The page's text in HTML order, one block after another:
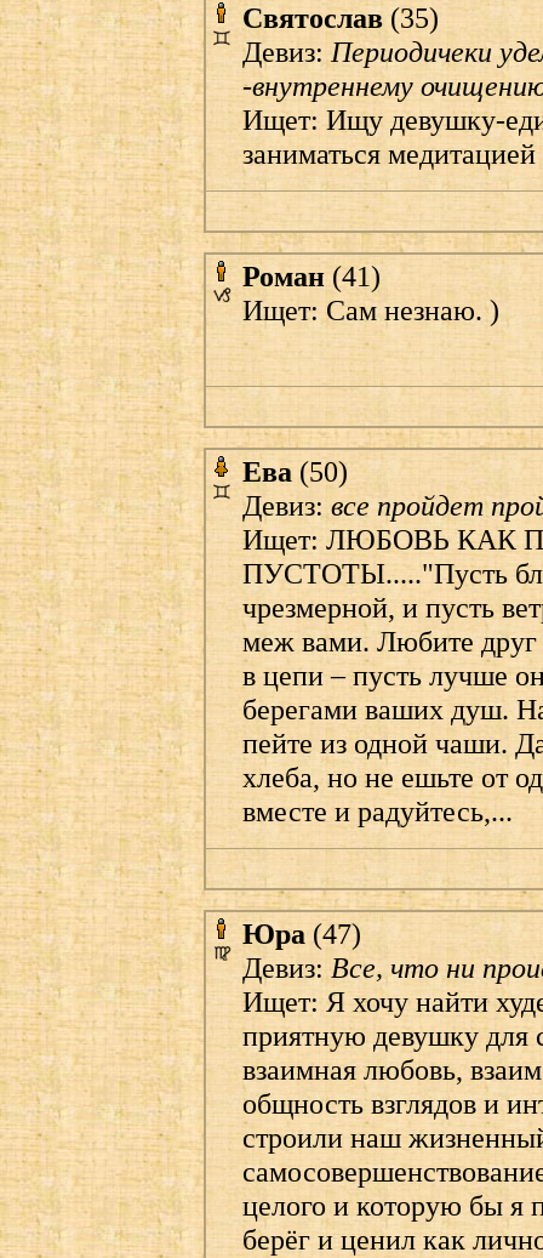
Святослав (35)
Девиз:Периодичеки
-внутреннему
Ищет: Ищу девушку-
заниматься медитацией
Роман (41)
Ищет: Сам незнаю. )
Ева (50)
Девиз:все пройдет
Ищет: ЛЮБОВЬ КАК
ПУСТОТЫ....."Пусть
чрезмерной, и пусть
меж вами. Любите друг
в цепи – пусть лучше
берегами ваших душ.
пейте из одной чаши.
хлеба, но не ешьте от
вместе и радуйтесь,...
Юра (47)
Девиз:Все, что ни
Ищет: Я хочу найти
приятную девушку для
взаимная любовь,
общность взглядов и
строили наш
целого и которую бы я
берёг и ценил как